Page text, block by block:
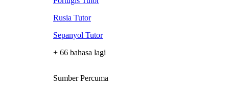
Rusia Tutor
Sepanyol Tutor
+ 66 bahasa lagi
Sumber Percuma